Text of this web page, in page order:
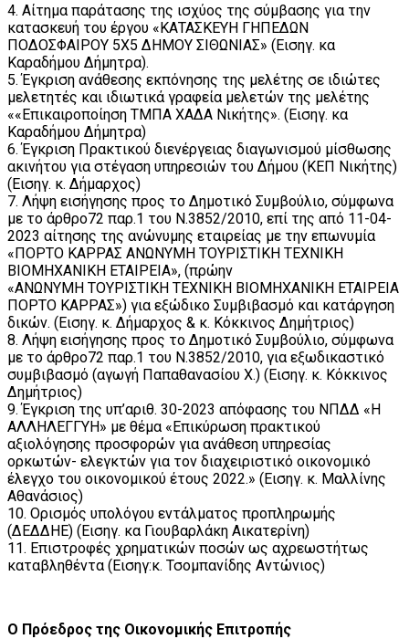
4. Αίτημα παράτασης της ισχύος της σύμβασης για την
κατασκευή του έργου «ΚΑΤΑΣΚΕΥΗ ΓΗΠΕΔΩΝ
ΠΟΔΟΣΦΑΙΡΟΥ 5Χ5 ΔΗΜΟΥ ΣΙΘΩΝΙΑΣ» (Εισηγ. κα
Καραδήμου Δήμητρα).
5. Έγκριση ανάθεσης εκπόνησης της μελέτης σε ιδιώτες
μελετητές και ιδιωτικά γραφεία μελετών της μελέτης
««Επικαιροποίηση ΤΜΠΑ ΧΑΔΑ Νικήτης». (Εισηγ. κα
Καραδήμου Δήμητρα)
6. Έγκριση Πρακτικού διενέργειας διαγωνισμού μίσθωσης
ακινήτου για στέγαση υπηρεσιών του Δήμου (ΚΕΠ Νικήτης)
(Εισηγ. κ. Δήμαρχος)
7. Λήψη εισήγησης προς το Δημοτικό Συμβούλιο, σύμφωνα
με το άρθρο72 παρ.1 του Ν.3852/2010, επί της από 11-04-
2023 αίτησης της ανώνυμης εταιρείας με την επωνυμία
«ΠΟΡΤΟ ΚΑΡΡΑΣ ΑΝΩΝΥΜΗ ΤΟΥΡΙΣΤΙΚΗ ΤΕΧΝΙΚΗ
ΒΙΟΜΗΧΑΝΙΚΗ ΕΤΑΙΡΕΙΑ», (πρώην
«ΑΝΩΝΥΜΗ ΤΟΥΡΙΣΤΙΚΗ ΤΕΧΝΙΚΗ ΒΙΟΜΗΧΑΝΙΚΗ ΕΤΑΙΡΕΙΑ
ΠΟΡΤΟ ΚΑΡΡΑΣ») για εξώδικο Συμβιβασμό και κατάργηση
δικών. (Εισηγ. κ. Δήμαρχος & κ. Κόκκινος Δημήτριος)
8. Λήψη εισήγησης προς το Δημοτικό Συμβούλιο, σύμφωνα
με το άρθρο72 παρ.1 του Ν.3852/2010, για εξωδικαστικό
συμβιβασμό (αγωγή Παπαθανασίου Χ.) (Εισηγ. κ. Κόκκινος
Δημήτριος)
9. Έγκριση της υπ’αριθ. 30-2023 απόφασης του ΝΠΔΔ «Η
ΑΛΛΗΛΕΓΓΥΗ» με θέμα «Επικύρωση πρακτικού
αξιολόγησης προσφορών για ανάθεση υπηρεσίας
ορκωτών- ελεγκτών για τον διαχειριστικό οικονομικό
έλεγχο του οικονομικού έτους 2022.» (Εισηγ. κ. Μαλλίνης
Αθανάσιος)
10. Ορισμός υπολόγου εντάλματος προπληρωμής
(ΔΕΔΔΗΕ) (Εισηγ. κα Γιουβαρλάκη Αικατερίνη)
11. Επιστροφές χρηματικών ποσών ως αχρεωστήτως
καταβληθέντα (Εισηγ:κ. Τσομπανίδης Αντώνιος)
Ο Πρόεδρος της Οικονομικής Επιτροπής